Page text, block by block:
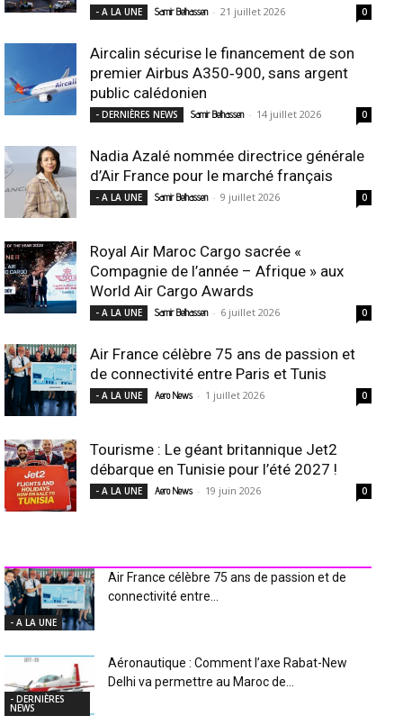
- A LA UNE Samir Belhassen - 21 juillet 2026 0
Aircalin sécurise le financement de son
premier Airbus A350‑900, sans argent
public calédonien
- DERNIÈRES NEWS Samir Belhassen - 14 juillet 2026 0
Nadia Azalé nommée directrice générale
d’Air France pour le marché français
- A LA UNE Samir Belhassen - 9 juillet 2026 0
Royal Air Maroc Cargo sacrée «
Compagnie de l’année – Afrique » aux
World Air Cargo Awards
- A LA UNE Samir Belhassen - 6 juillet 2026 0
Air France célèbre 75 ans de passion et
de connectivité entre Paris et Tunis
- A LA UNE Aero News - 1 juillet 2026 0
Tourisme : Le géant britannique Jet2
débarque en Tunisie pour l’été 2027 !
- A LA UNE Aero News - 19 juin 2026 0
- A LA UNE
Air France célèbre 75 ans de passion et de
connectivité entre...
- DERNIÈRES
NEWS
Aéronautique : Comment l’axe Rabat-New
Delhi va permettre au Maroc de...